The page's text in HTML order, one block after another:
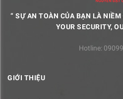
“ SỰ AN TOÀN CỦA BẠN LÀ
YOUR SECURITY,
Hotline:
GIỚI THIỆU